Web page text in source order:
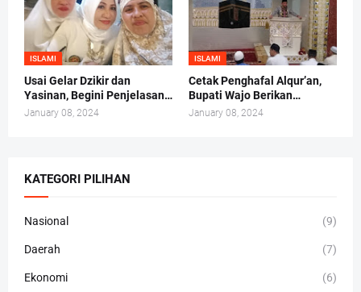
ISLAMI
Usai Gelar Dzikir dan
Yasinan, Begini Penjelasan
Andi Irma Mappanyukki
January 08, 2024
ISLAMI
Cetak Penghafal Alqur’an,
Bupati Wajo Berikan
Bantuan Buku At-Taisir
January 08, 2024
KATEGORI PILIHAN
Nasional (9)
Daerah (7)
Ekonomi (6)